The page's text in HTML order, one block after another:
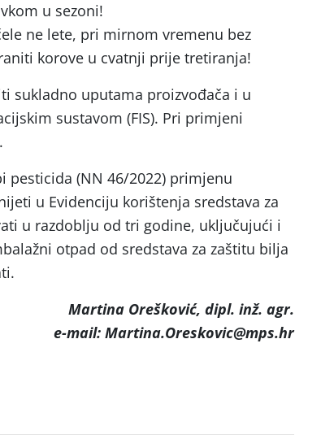
u sezoni!
ne lete, pri mirnom vremenu bez
korove u cvatnji prije tretiranja!
sukladno uputama proizvođača i u
sustavom (FIS). Pri primjeni
pesticida (NN 46/2022) primjenu
u Evidenciju korištenja sredstava za
u razdoblju od tri godine, uključujući i
otpad od sredstava za zaštitu bilja
Martina Orešković, dipl. inž. agr.
e-mail: Martina.Oreskovic@mps.hr